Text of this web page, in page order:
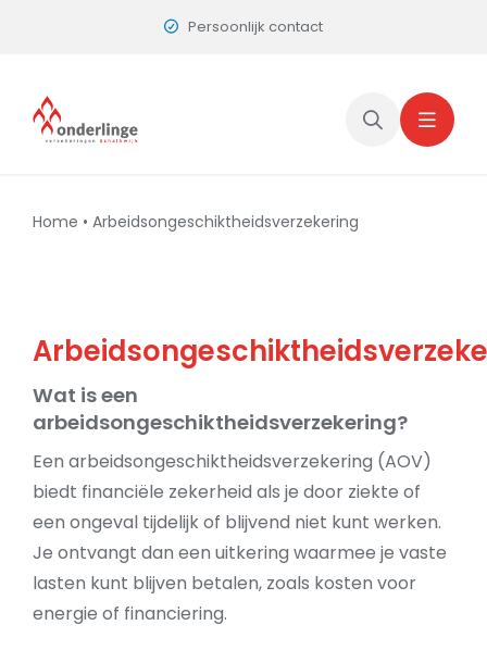
Persoonlijk contact
Home • Arbeidsongeschiktheidsverzekering
Wat is een
arbeidsongeschiktheidsverzekering?
Een arbeidsongeschiktheidsverzekering (AOV)
biedt financiële zekerheid als je door ziekte of
een ongeval tijdelijk of blijvend niet kunt werken.
Je ontvangt dan een uitkering waarmee je vaste
lasten kunt blijven betalen, zoals kosten voor
energie of financiering.